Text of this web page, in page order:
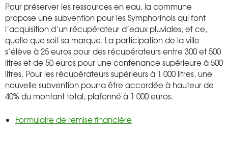
Pour préserver les ressources en eau, la commune
propose une subvention pour les Symphorinois qui font
l’acquisition d’un récupérateur d’eaux pluviales, et ce,
quelle que soit sa marque. La participation de la ville
s’élève à 25 euros pour des récupérateurs entre 300 et 500
litres et de 50 euros pour une contenance supérieure à 500
litres. Pour les récupérateurs supérieurs à 1 000 litres, une
nouvelle subvention pourra être accordée à hauteur de
40% du montant total, plafonné à 1 000 euros.
Formulaire de remise financière